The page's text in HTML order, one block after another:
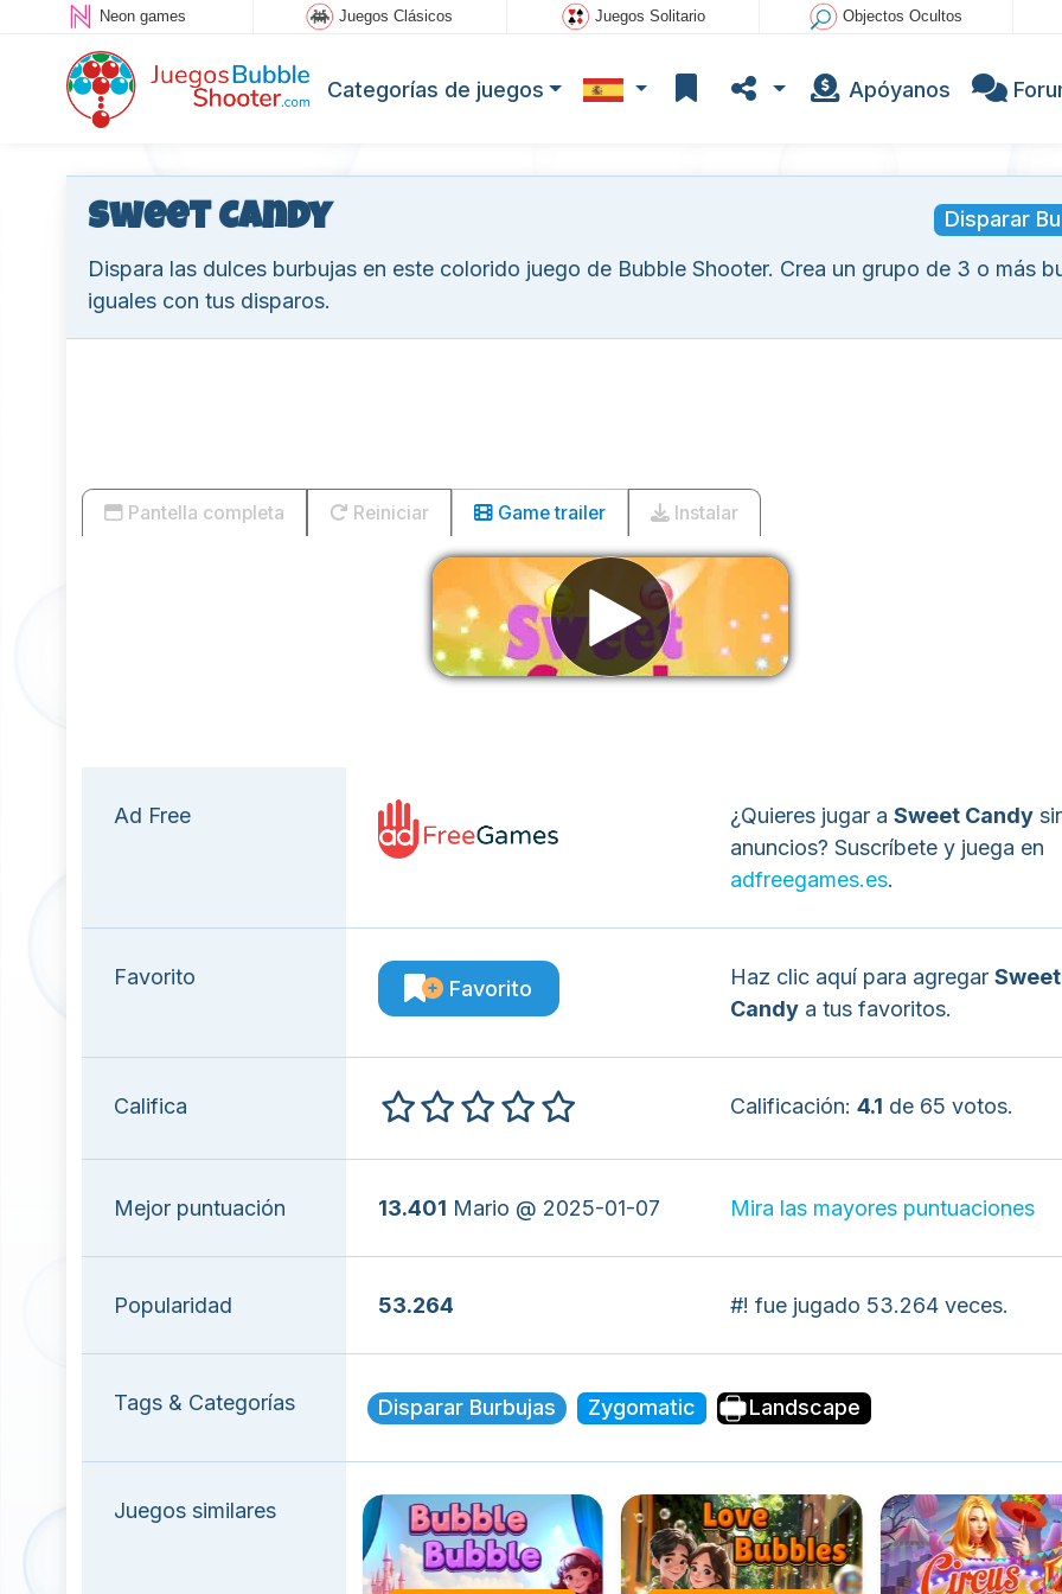
Neon games Juegos Clásicos Juegos Solitario Objectos Ocultos
Categorías de juegos Apóyanos
Disparar
Sweet Candy
Dispara las dulces burbujas en este colorido juego de Bubble Shooter. Crea un grupo de 3 o más
iguales con tus disparos.
Pantella completa Reiniciar Game trailer Instalar
Ad Free ¿Quieres jugar a Sweet Candy
anuncios? Suscríbete y juega en
adfreegames.es.
Favorito Favorito Haz clic aquí para agregar Sweet
Candya tus favoritos.
Califica Calificación: 4.1 de 65 votos.
Mejor puntuación 13.401 Mario @ 2025-01-07 Mira las mayores puntuaciones
Popularidad 53.264 #! fue jugado 53.264 veces.
Tags & Categorías Disparar Burbujas Zygomatic Landscape
Juegos similares